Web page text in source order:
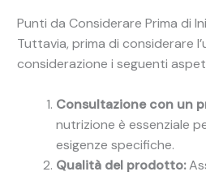
Punti da Considerare Prima di
Tuttavia, prima di considerare
considerazione i seguenti
Consultazione con un
nutrizione è essenziale
esigenze specifiche.
Qualità del prodotto: